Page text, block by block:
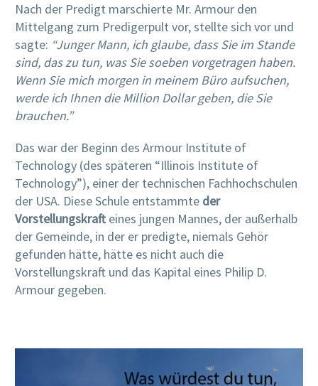
Nach der Predigt marschierte Mr. Armour den
Mittelgang zum Predigerpult vor, stellte sich vor und
sagte: “Junger Mann, ich glaube, dass Sie im Stande
sind, das zu tun, was Sie soeben vorgetragen haben.
Wenn Sie mich morgen in meinem Büro aufsuchen,
werde ich Ihnen die Million Dollar geben, die Sie
brauchen.”
Das war der Beginn des Armour Institute of
Technology (des späteren “Illinois Institute of
Technology”), einer der technischen Fachhochschulen
der USA. Diese Schule entstammte der
Vorstellungskrafteines jungen Mannes, der außerhalb
der Gemeinde, in der er predigte, niemals Gehör
gefunden hätte, hätte es nicht auch die
Vorstellungskraft und das Kapital eines Philip D.
Armour gegeben.